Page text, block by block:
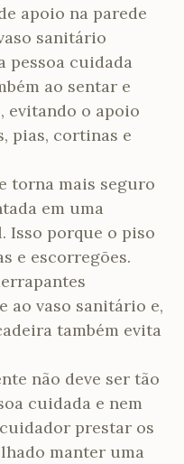
apoio na parede
sanitário
pessoa cuidada
ao sentar e
evitando o apoio
pias, cortinas e
torna mais seguro
em uma
Isso porque o piso
e escorregões.
ao vaso sanitário e,
também evita
não deve ser tão
cuidada e nem
prestar os
manter uma